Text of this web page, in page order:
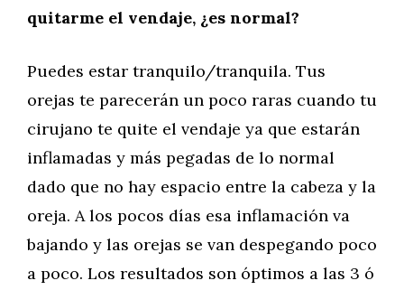
quitarme el vendaje, ¿es normal?
Puedes estar tranquilo/tranquila. Tus
orejas te parecerán un poco raras cuando tu
cirujano te quite el vendaje ya que estarán
inflamadas y más pegadas de lo normal
dado que no hay espacio entre la cabeza y la
oreja. A los pocos días esa inflamación va
bajando y las orejas se van despegando poco
a poco. Los resultados son óptimos a las 3 ó